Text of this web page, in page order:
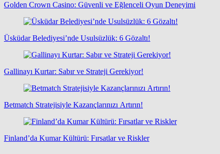
Golden Crown Casino: Güvenli ve Eğlenceli Oyun Deneyimi
Üsküdar Belediyesi’nde Usulsüzlük: 6 Gözaltı!
Gallinayı Kurtar: Sabır ve Strateji Gerekiyor!
Betmatch Stratejisiyle Kazançlarınızı Artırın!
Finland’da Kumar Kültürü: Fırsatlar ve Riskler